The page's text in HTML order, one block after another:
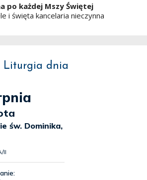
po każdej Mszy Świętej
i święta kancelaria nieczynna
Liturgia dnia